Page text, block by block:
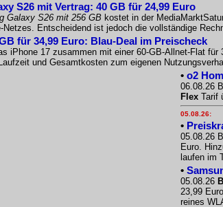
S26 mit Vertrag: 40 GB für 24,99 Euro
Galaxy S26 mit 256 GB kostet in der
Netzes. Entscheidend ist jedoch die vollständige
für 34,99 Euro: Blau-Deal im Preischeck
iPhone 17 zusammen mit einer 60-GB-Allnet-Flat
und Gesamtkosten zum eigenen
• o2
06.08.26
Flex Tarif
05.08.26:
•
05.08.26
Euro.
laufen im
•
05.08.26
23,99
reines